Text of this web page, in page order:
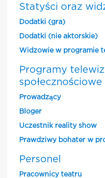
Statyści oraz
Dodatki (gra)
Dodatki (nie aktorskie)
Widzowie w programie
Programy
społecznościowe
Prowadzący
Bloger
Uczestnik reality show
Prawdziwy bohater w
Personel
Pracownicy teatru